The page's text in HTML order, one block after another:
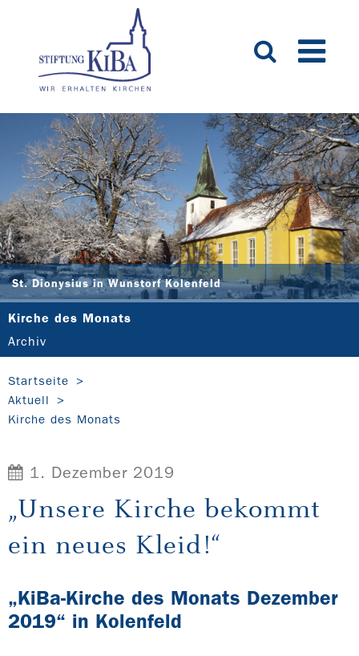
St. Dionysius in Wunstorf Kolenfeld
Kirche des Monats
Archiv
Startseite
Aktuell
Kirche des Monats
1. Dezember 2019
„Unsere Kirche bekommt
ein neues Kleid!“
„KiBa-Kirche des Monats Dezember
2019“ in Kolenfeld